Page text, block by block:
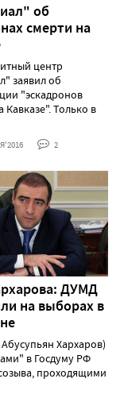
об
смерти на
центр
заявил об
"эскадронов
Кавказе". Только в
2
ДУМД
на выборах в
Хархаров)
в Госдуму РФ
проходящими